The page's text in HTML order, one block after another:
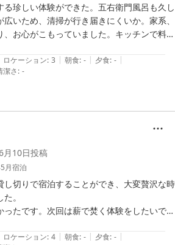
珍しい体験ができた。五右衛門風呂も久し
いため、清掃が行き届きにくいか。家系、
お心がこもっていました。キッチンで料理
尋ねてみたいと思いました。
ロケーション: 3 | 朝食: - | 夕食: - |
潔さ: -
月10日投稿
月宿泊
し切りで宿泊することができ、大変贅沢な時
。
ったです。次回は薪で焚く体験をしたいで
れました。
ロケーション: 4 | 朝食: - | 夕食: - |